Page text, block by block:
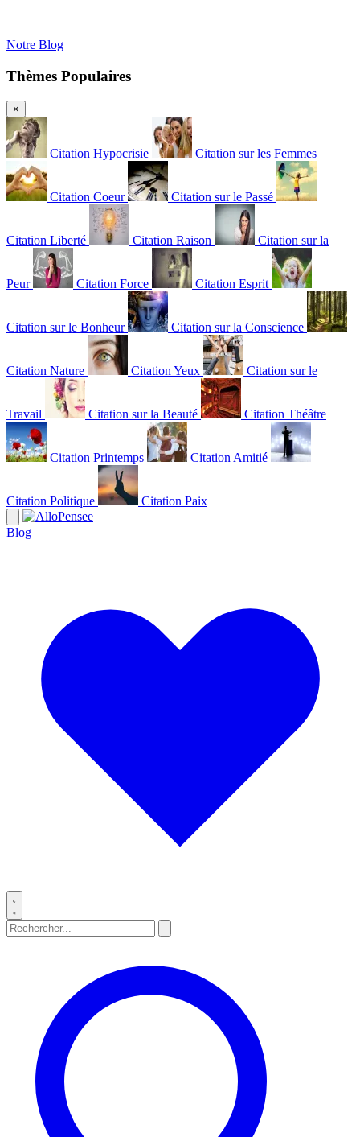
Notre Blog
Thèmes Populaires
×
Citation Hypocrisie Citation sur les Femmes
Citation Coeur Citation sur le Passé
Citation Liberté Citation Raison Citation sur la
Peur Citation Force Citation Esprit
Citation sur le Bonheur Citation sur la Conscience
Citation Nature Citation Yeux Citation sur le
Travail Citation sur la Beauté Citation Théâtre
Citation Printemps Citation Amitié
Citation Politique Citation Paix
Blog